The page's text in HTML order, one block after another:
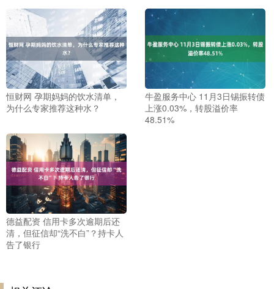
恒财网 孕期妈妈的饮水清单，
为什么专家推荐这种水？
牛盈服务中心 11月3日锡振转债
上涨0.03%，转股溢价率
48.51%
德益配资 信用卡多次逾期后还
清，但征信却“洗不白”？持卡人
告了银行